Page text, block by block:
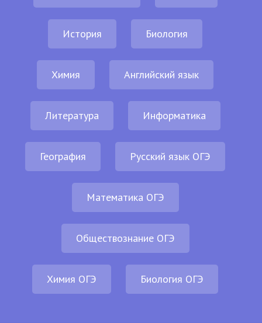
История Биология
Химия Английский язык
Литература Информатика
География Русский язык ОГЭ
Математика ОГЭ
Обществознание ОГЭ
Химия ОГЭ Биология ОГЭ